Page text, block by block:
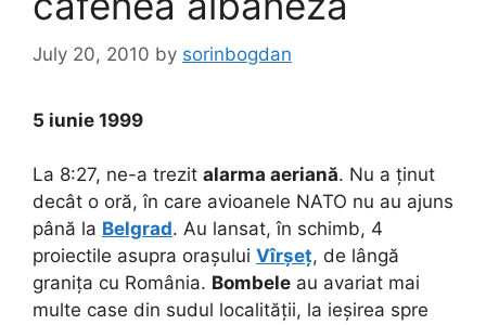
July 20, 2010 by sorinbogdan
5 iunie 1999
La 8:27, ne-a trezit alarma aeriană. Nu a ținut
decât o oră, în care avioanele NATO nu au ajuns
până la Belgrad. Au lansat, în schimb, 4
proiectile asupra orașului Vîrșeț, de lângă
granița cu România. Bombele au avariat mai
multe case din sudul localității, la ieșirea spre